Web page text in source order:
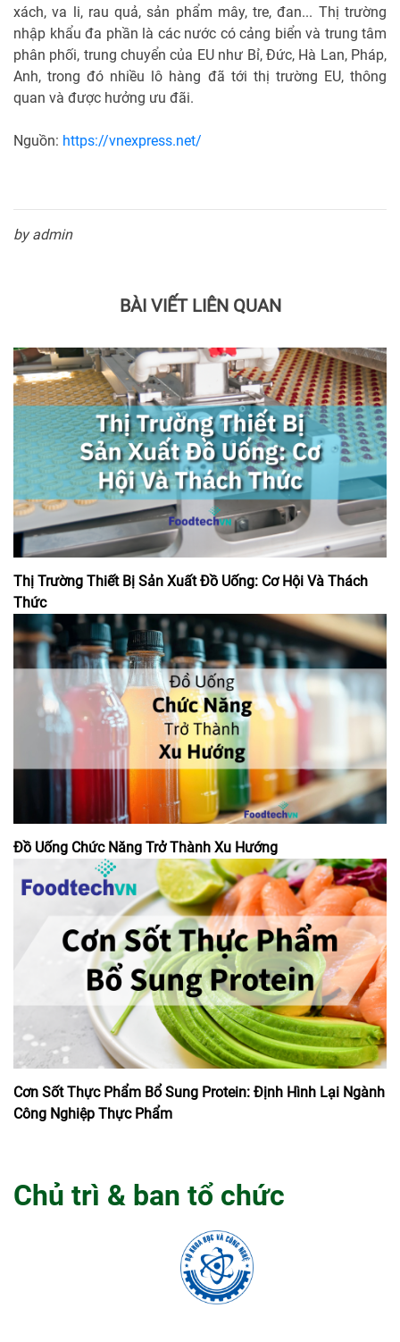
xách, va li, rau quả, sản phẩm mây, tre, đan... Thị trường
nhập khẩu đa phần là các nước có cảng biển và trung tâm
phân phối, trung chuyển của EU như Bỉ, Đức, Hà Lan, Pháp,
Anh, trong đó nhiều lô hàng đã tới thị trường EU, thông
quan và được hưởng ưu đãi.
Nguồn: https://vnexpress.net/
by admin
BÀI VIẾT LIÊN QUAN
Thị Trường Thiết Bị Sản Xuất Đồ Uống: Cơ Hội Và Thách
Thức
Đồ Uống Chức Năng Trở Thành Xu Hướng
Cơn Sốt Thực Phẩm Bổ Sung Protein: Định Hình Lại Ngành
Công Nghiệp Thực Phẩm
Chủ trì & ban tổ chức